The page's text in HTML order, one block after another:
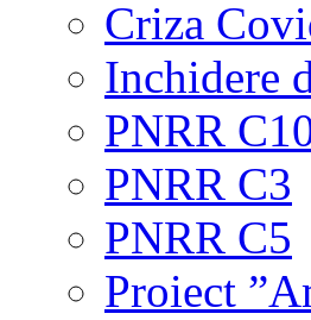
Criza
Inchidere
PNRR
PNRR C3
PNRR C5
Proiect